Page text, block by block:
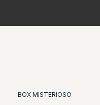
BOX MISTERIOSO